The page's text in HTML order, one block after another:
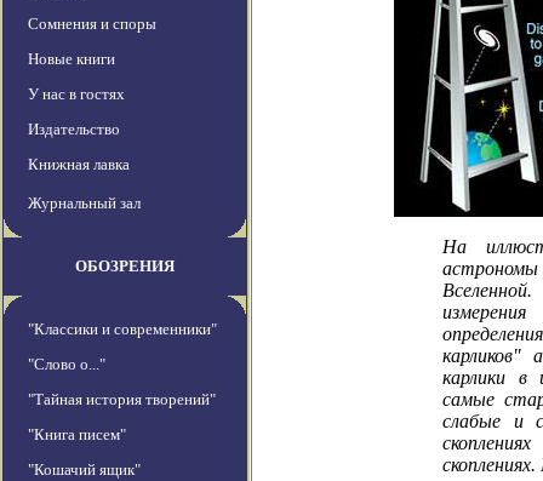
Сомнения и споры
Новые книги
У нас в гостях
Издательство
Книжная лавка
Журнальный зал
ОБОЗРЕНИЯ
"Классики и современники"
"Слово о..."
"Тайная история творений"
"Книга писем"
"Кошачий ящик"
На
карликов"
карлики в
самые
слабые и